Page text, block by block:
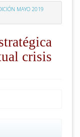
MAYO 2019
crisis